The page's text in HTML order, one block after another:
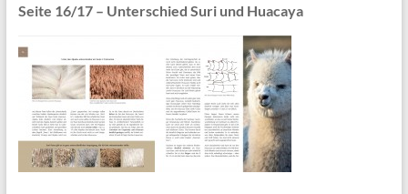
Seite 16/17 – Unterschied Suri und Huacaya